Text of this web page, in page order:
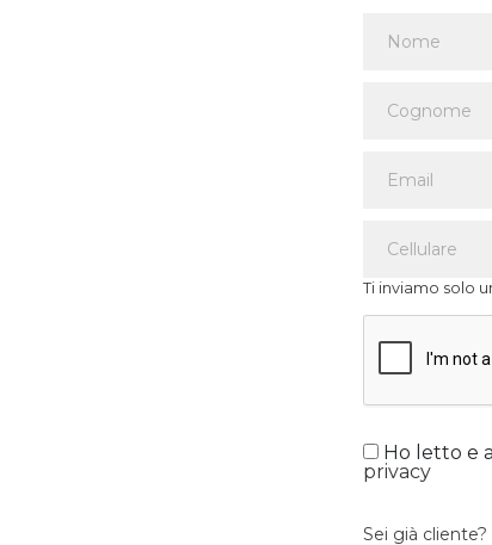
Ti inviamo solo
Ho letto e
privacy
Sei già cliente?